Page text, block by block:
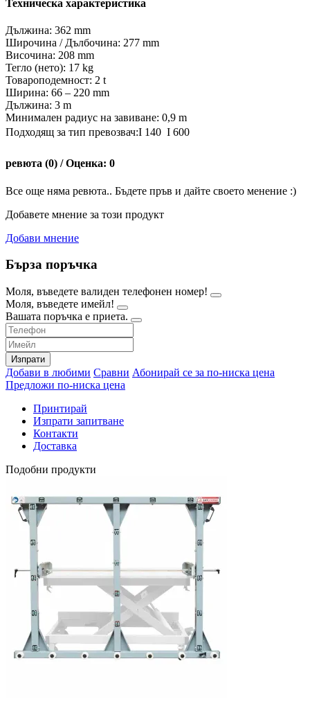
Техническа характеристика
Дължина: 362 mm
Широчина / Дълбочина: 277 mm
Височина: 208 mm
Тегло (нето): 17 kg
Товароподемност: 2 t
Ширина: 66 – 220 mm
Дължина: 3 m
Минимален радиус на завиване: 0,9 m
Подходящ за тип превозвач:I 140  I 600
ревюта (0) / Оценка: 0
Все още няма ревюта.. Бъдете пръв и дайте своето менение :)
Добавете мнение за този продукт
Добави мнение
Бърза поръчка
Моля, въведете валиден телефонен номер!
Моля, въведете имейл!
Вашата поръчка е приета.
Изпрати
Добави в любими Сравни Абонирай се за по-ниска цена
Предложи по-ниска цена
Принтирай
Изпрати запитване
Контакти
Доставка
Подобни продукти